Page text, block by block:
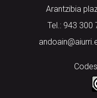
Arantzibia
Tel.: 943 300